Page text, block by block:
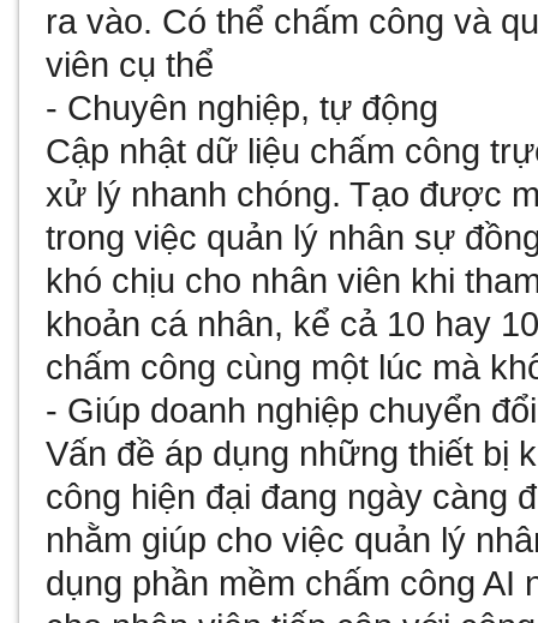
ra vào. Có thể chấm công và
viên cụ thể
- Chuyên nghiệp, tự động
Cập nhật dữ liệu chấm công
xử lý nhanh chóng. Tạo được
trong việc quản lý nhân sự
khó chịu cho nhân viên khi
khoản cá nhân, kể cả 10 hay
chấm công cùng một lúc mà
- Giúp doanh nghiệp chuyển
Vấn đề áp dụng những thiết bị
công hiện đại đang ngày càng
nhằm giúp cho việc quản lý
dụng phần mềm chấm công AI